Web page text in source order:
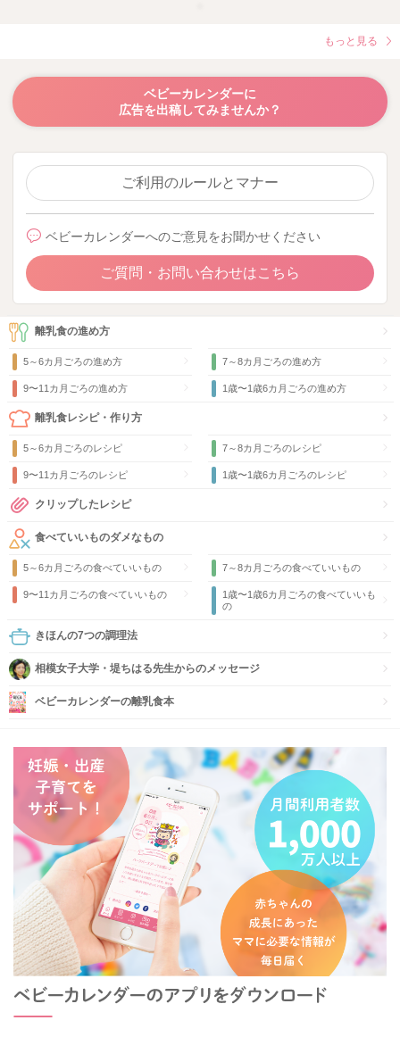
もっと見る
ベビーカレンダーに
広告を出稿してみませんか？
ご利用のルールとマナー
ベビーカレンダーへのご意見をお聞かせください
ご質問・お問い合わせはこちら
離乳食の進め方
5～6カ月ごろの進め方 7～8カ月ごろの進め方
9〜11カ月ごろの進め方 1歳〜1歳6カ月ごろの進め方
離乳食レシピ・作り方
5～6カ月ごろのレシピ 7～8カ月ごろのレシピ
9〜11カ月ごろのレシピ 1歳〜1歳6カ月ごろのレシピ
クリップしたレシピ
食べていいものダメなもの
5～6カ月ごろの食べていいもの 7～8カ月ごろの食べていいもの
9〜11カ月ごろの食べていいもの
1歳〜1歳6カ月ごろの食べていいも
の
きほんの7つの調理法
相模女子大学・堤ちはる先生からのメッセージ
ベビーカレンダーの離乳食本